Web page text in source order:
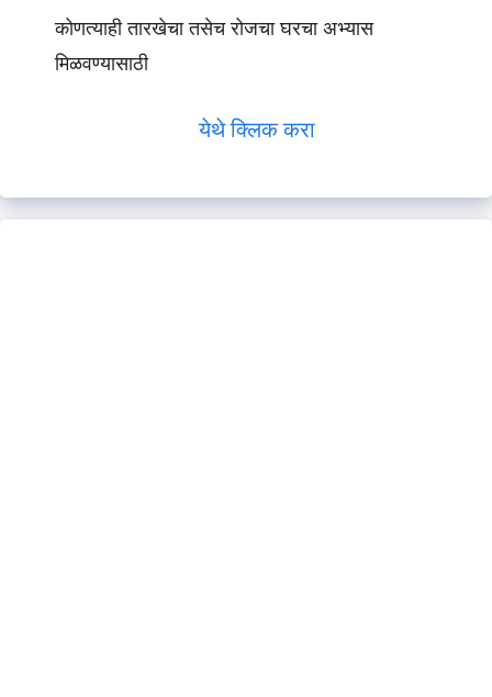
कोणत्याही तारखेचा तसेच रोजचा घरचा अभ्यास
मिळवण्यासाठी
येथे क्लिक करा